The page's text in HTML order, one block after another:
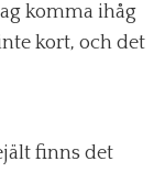
komma ihåg
kort, och det
finns det